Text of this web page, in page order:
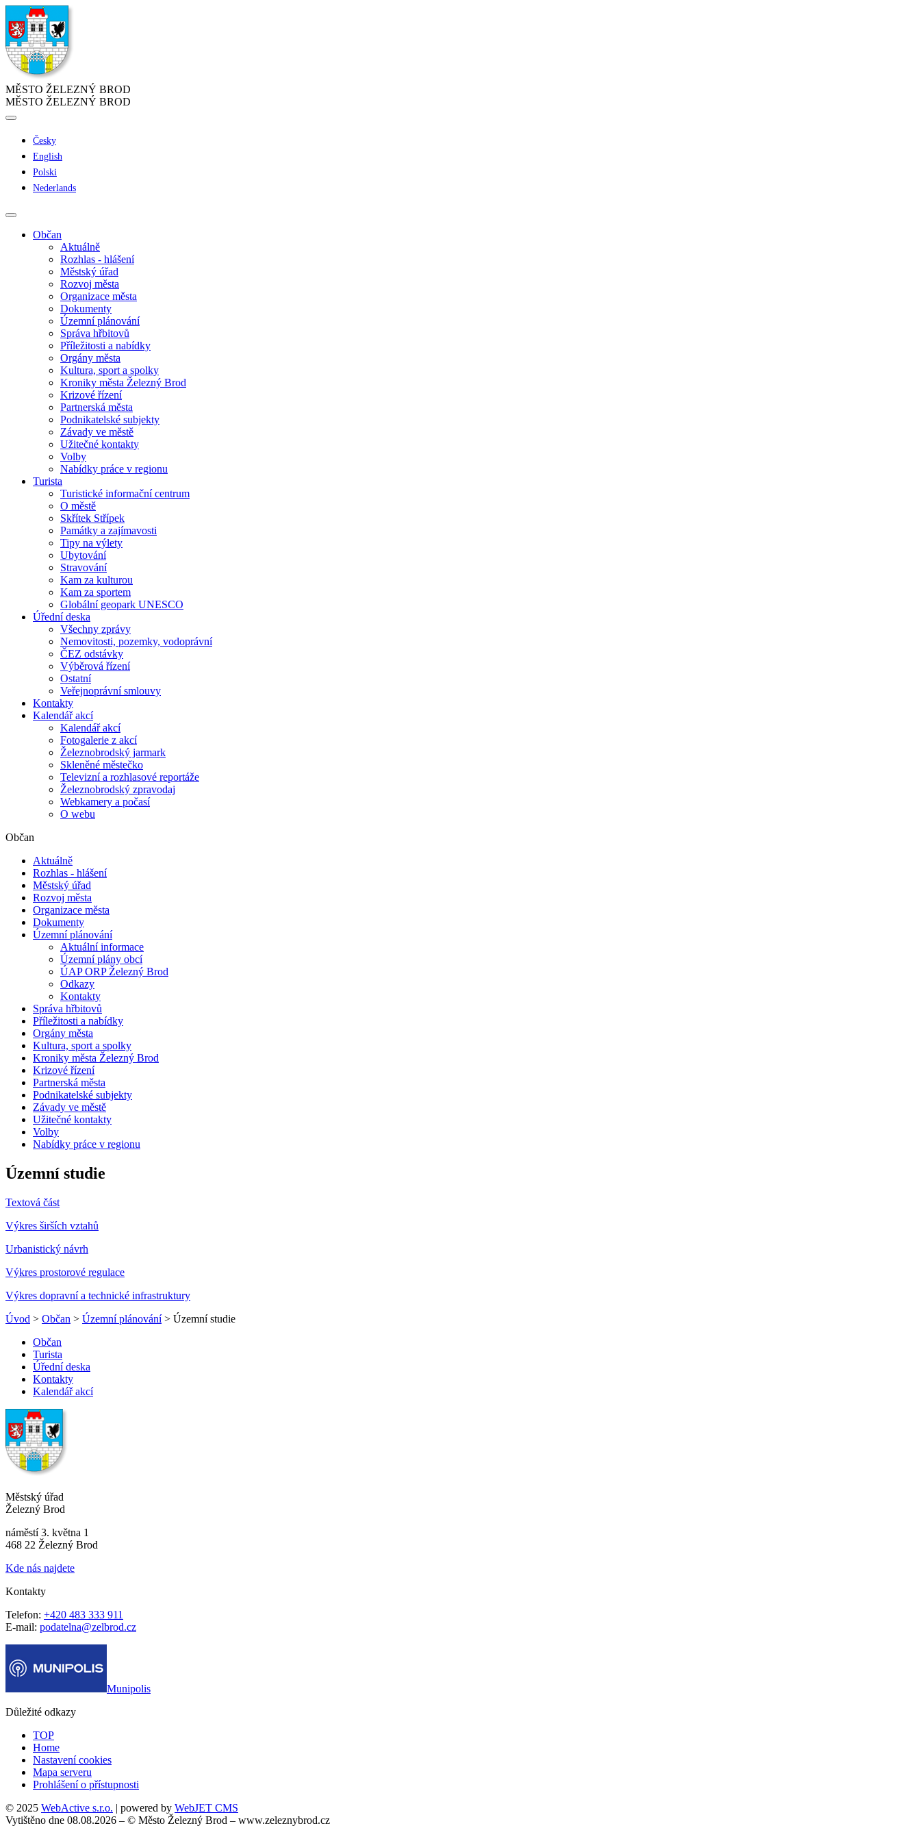
MĚSTO ŽELEZNÝ BROD
MĚSTO ŽELEZNÝ BROD
Česky
English
Polski
Nederlands
Občan
Aktuálně
Rozhlas - hlášení
Městský úřad
Rozvoj města
Organizace města
Dokumenty
Územní plánování
Správa hřbitovů
Příležitosti a nabídky
Orgány města
Kultura, sport a spolky
Kroniky města Železný Brod
Krizové řízení
Partnerská města
Podnikatelské subjekty
Závady ve městě
Užitečné kontakty
Volby
Nabídky práce v regionu
Turista
Turistické informační centrum
O městě
Skřítek Střípek
Památky a zajímavosti
Tipy na výlety
Ubytování
Stravování
Kam za kulturou
Kam za sportem
Globální geopark UNESCO
Úřední deska
Všechny zprávy
Nemovitosti, pozemky, vodoprávní
ČEZ odstávky
Výběrová řízení
Ostatní
Veřejnoprávní smlouvy
Kontakty
Kalendář akcí
Kalendář akcí
Fotogalerie z akcí
Železnobrodský jarmark
Skleněné městečko
Televizní a rozhlasové reportáže
Železnobrodský zpravodaj
Webkamery a počasí
O webu
Občan
Aktuálně
Rozhlas - hlášení
Městský úřad
Rozvoj města
Organizace města
Dokumenty
Územní plánování
Aktuální informace
Územní plány obcí
ÚAP ORP Železný Brod
Odkazy
Kontakty
Správa hřbitovů
Příležitosti a nabídky
Orgány města
Kultura, sport a spolky
Kroniky města Železný Brod
Krizové řízení
Partnerská města
Podnikatelské subjekty
Závady ve městě
Užitečné kontakty
Volby
Nabídky práce v regionu
Územní studie
Textová část
Výkres širších vztahů
Urbanistický návrh
Výkres prostorové regulace
Výkres dopravní a technické infrastruktury
Úvod > Občan > Územní plánování> Územní studie
Občan
Turista
Úřední deska
Kontakty
Kalendář akcí
Městský úřad
Železný Brod
náměstí 3. května 1
468 22 Železný Brod
Kde nás najdete
Kontakty
Telefon: +420 483 333 911
E-mail: podatelna@zelbrod.cz
Munipolis
Důležité odkazy
TOP
Home
Nastavení cookies
Mapa serveru
Prohlášení o přístupnosti
© 2025 WebActive s.r.o. | powered by WebJET CMS
Vytištěno dne 08.08.2026 – © Město Železný Brod – www.zeleznybrod.cz